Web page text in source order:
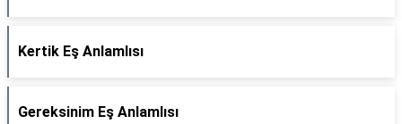
Kertik Eş Anlamlısı
Gereksinim Eş Anlamlısı